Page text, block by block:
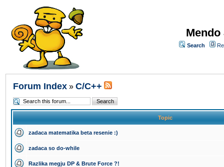
Search
Forum Index » C/C++
Topic
zadaca matematika beta resenie :)
zadaca so do-while
Razlika megju DP & Brute Force ?!